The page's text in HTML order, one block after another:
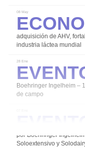
Salud y
08 May
adquisición de AHV,
industria láctea mundial
28 Ene
Boehringer Ingelheim –
de campo
por Boehringer
Soloextensivo y